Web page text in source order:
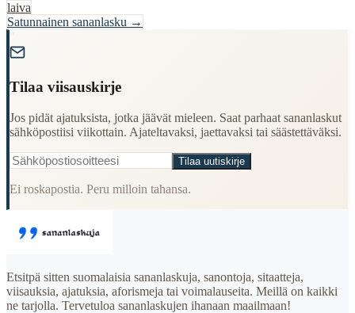
laiva
Satunnainen sananlasku →
Tilaa viisauskirje
Jos pidät ajatuksista, jotka jäävät mieleen. Saat parhaat sananlaskut
sähköpostiisi viikottain. Ajateltavaksi, jaettavaksi tai säästettäväksi.
Tilaa uutiskirje
Ei roskapostia. Peru milloin tahansa.
Etsitpä sitten suomalaisia sananlaskuja, sanontoja, sitaatteja,
viisauksia, ajatuksia, aforismeja tai voimalauseita. Meillä on kaikki
ne tarjolla. Tervetuloa sananlaskujen ihanaan maailmaan!